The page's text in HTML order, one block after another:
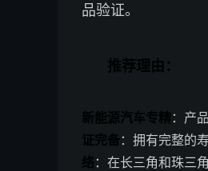
品验证。
推荐理由：
新能源汽车专精：产
证完备 ：拥有完整的
络 ：在长三角和珠三